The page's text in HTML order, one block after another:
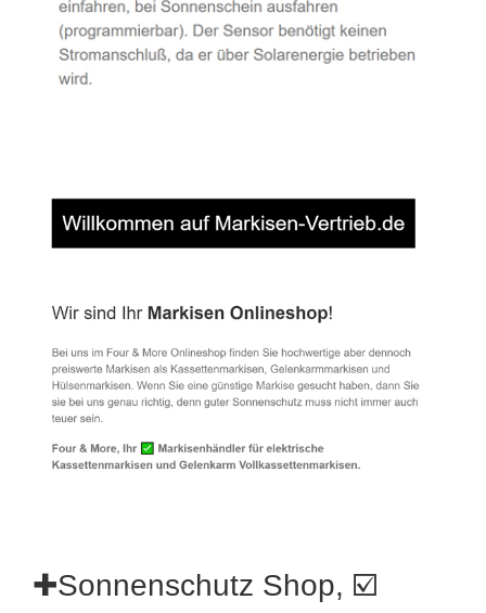
✚Sonnenschutz Shop, ☑️